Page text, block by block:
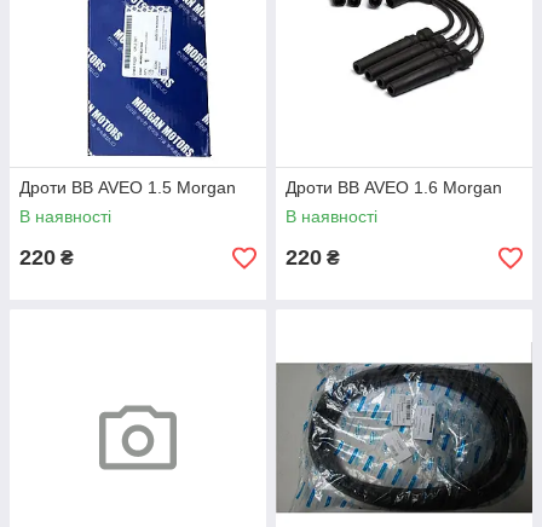
Дроти ВВ AVEO 1.5 Morgan
В наявності
220 ₴
Дроти ВВ AVEO 1.6 Morgan
В наявності
220 ₴